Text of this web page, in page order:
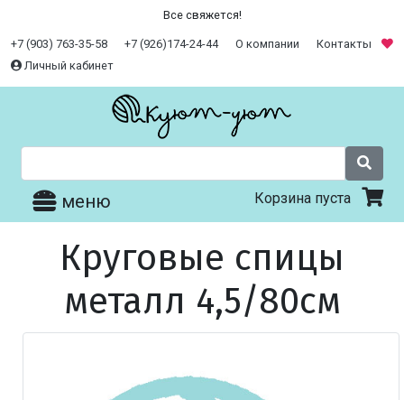
Все свяжется!
+7 (903) 763-35-58 +7 (926)174-24-44 О компании
Контакты
Личный кабинет
меню Корзина пуста
Круговые спицы
металл 4,5/80см